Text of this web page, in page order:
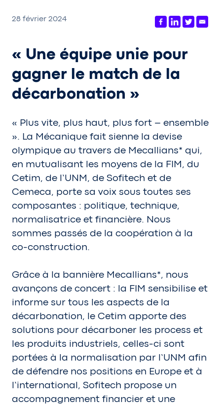
28 février 2024
« Une équipe unie pour
gagner le match de la
décarbonation »
« Plus vite, plus haut, plus fort – ensemble
». La Mécanique fait sienne la devise
olympique au travers de Mecallians* qui,
en mutualisant les moyens de la FIM, du
Cetim, de l’UNM, de Sofitech et de
Cemeca, porte sa voix sous toutes ses
composantes : politique, technique,
normalisatrice et financière. Nous
sommes passés de la coopération à la
co-construction.
Grâce à la bannière Mecallians*, nous
avançons de concert : la FIM sensibilise et
informe sur tous les aspects de la
décarbonation, le Cetim apporte des
solutions pour décarboner les process et
les produits industriels, celles-ci sont
portées à la normalisation par l’UNM afin
de défendre nos positions en Europe et à
l’international, Sofitech propose un
accompagnement financier et une